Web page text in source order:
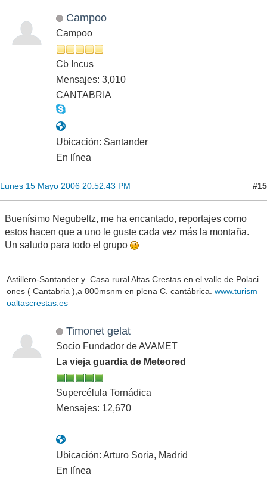
Campoo
Campoo
Cb Incus
Mensajes: 3,010
CANTABRIA
Ubicación: Santander
En línea
Lunes 15 Mayo 2006 20:52:43 PM #15
Buenísimo Negubeltz, me ha encantado, reportajes como
estos hacen que a uno le guste cada vez más la montaña.
Un saludo para todo el grupo
Astillero-Santander y Casa rural Altas Crestas en el valle de Polaci
ones ( Cantabria ),a 800msnm en plena C. cantábrica. www.turism
oaltascrestas.es
Timonet gelat
Socio Fundador de AVAMET
La vieja guardia de Meteored
Supercélula Tornádica
Mensajes: 12,670
Ubicación: Arturo Soria, Madrid
En línea